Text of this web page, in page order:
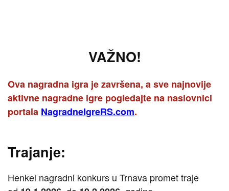
VAŽNO!
Ova nagradna igra je završena, a sve najnovije
aktivne nagradne igre pogledajte na naslovnici
portala NagradneIgreRS.com.
Trajanje:
Henkel nagradni konkurs u Trnava promet traje